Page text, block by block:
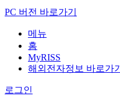
PC 버전 바로가기
메뉴
홈
MyRISS
해외전자정보 바로가기
로그인